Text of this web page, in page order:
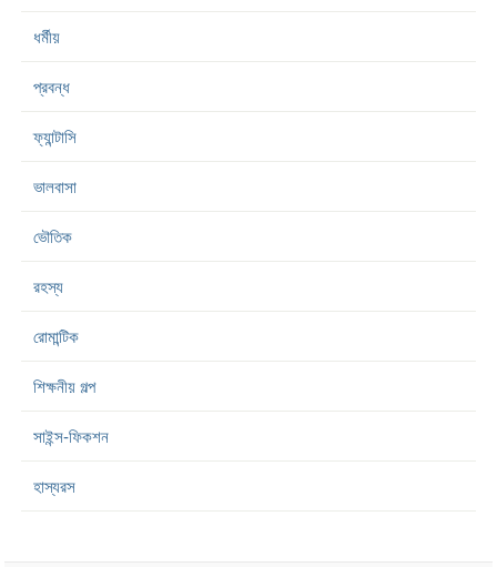
ধর্মীয়
প্রবন্ধ
ফ্যান্টাসি
ভালবাসা
ভৌতিক
রহস্য
রোমান্টিক
শিক্ষনীয় গল্প
সাইন্স-ফিকশন
হাস্যরস